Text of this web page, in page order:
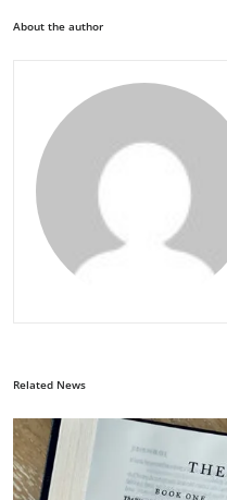
About the author
Related News